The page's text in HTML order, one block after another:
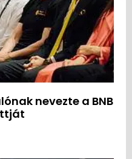
nevezte a BNB